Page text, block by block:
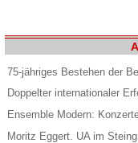
75-jähriges Bestehen der
Doppelter internationaler
Ensemble Modern:
Moritz Eggert. UA im